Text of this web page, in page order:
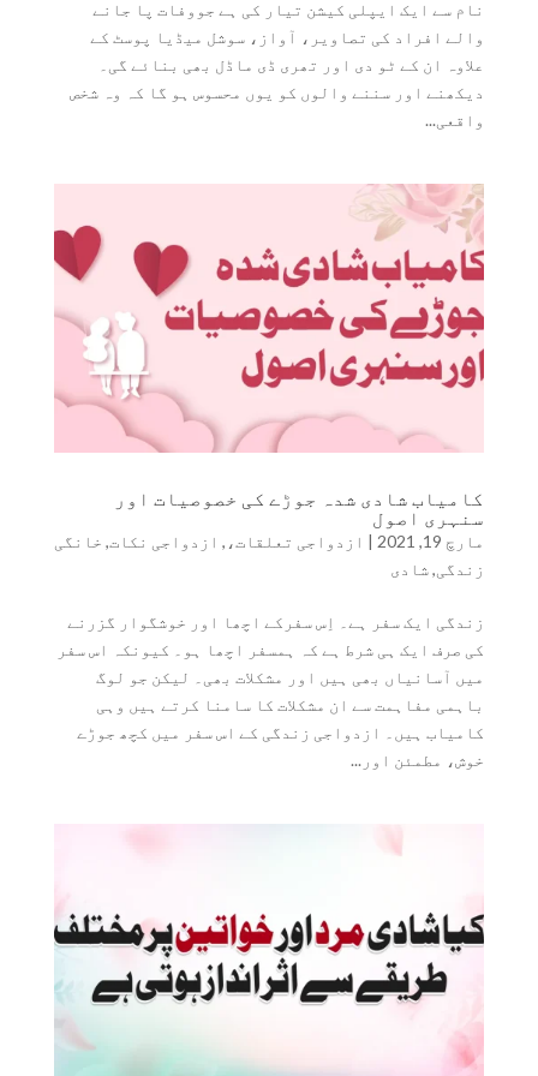
نام سے ایک ایپلی کیشن تیار کی ہے جووفات پا جانے
والے افراد کی تصاویر، آواز، سوشل میڈیا پوسٹ کے
علاوہ ان کے ٹو دی اور تھری ڈی ماڈل بھی بنائے گی۔
دیکھنے اور سننے والوں کو یوں محسوس ہو گا کہ وہ شخص
واقعی...
کامیاب شادی شدہ جوڑے کی خصوصیات اور
سنہری اصول
مارچ 19, 2021 | ازدواجی تعلقات، , ازدواجی نکات, خانگی
زندگی,شادی
زندگی ایک سفر ہے۔ اِس سفرکے اچھا اور خوشگوار گزرنے
کی صرف ایک ہی شرط ہے کہ ہمسفر اچھا ہو۔ کیونکہ اس سفر
میں آسانیاں بھی ہیں اور مشکلات بھی۔ لیکن جو لوگ
باہمی مفاہمت سے ان مشکلات کا سامنا کرتے ہیں وہی
کامیاب ہیں۔ ازدواجی زندگی کے اس سفر میں کچھ جوڑے
خوش، مطمئن اور...